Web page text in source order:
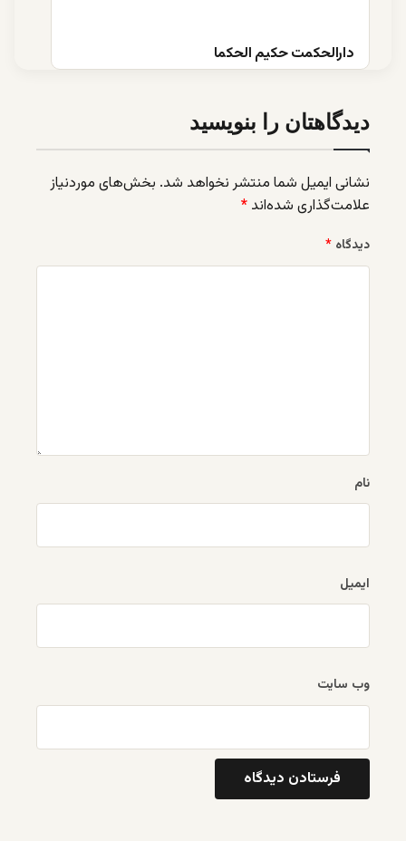
دارالحکمت حکیم الحکما
دیدگاهتان را بنویسید
نشانی ایمیل شما منتشر نخواهد شد. بخش‌های موردنیاز
علامت‌گذاری شده‌اند *
دیدگاه *
نام
ایمیل
وب‌ سایت